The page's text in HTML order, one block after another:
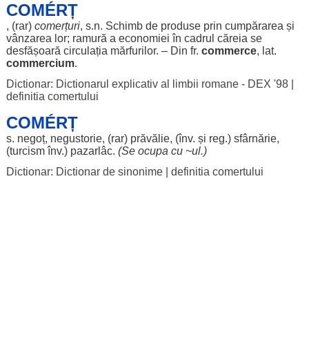
COMÉRȚ
, (rar) comerțuri, s.n. Schimbde produseprin cumpărarea și
vânzarea lor; ramură a economiei în cadrul căreia se
desfășoară circulația mărfurilor. – Din fr. commerce, lat.
commercium.
Dictionar: Dictionarul explicativ al limbii romane - DEX '98|
definitia comertului
COMÉRȚ
s. negoț, negustorie, (rar) prăvălie, (înv. și reg.) sfârnărie,
(turcismînv.) pazarlâc. (Se ocupa cu ~ul.)
Dictionar: Dictionar de sinonime| definitia comertului